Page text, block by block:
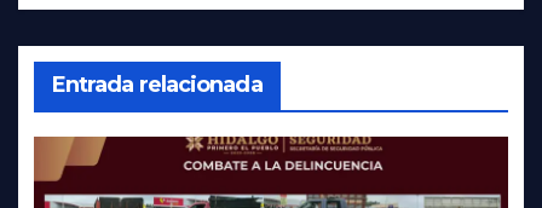
Entrada relacionada